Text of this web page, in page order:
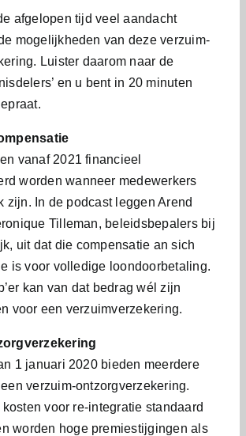
afgelopen tijd veel aandacht
mogelijkheden van deze verzuim-
Luister daarom naar de
en u bent in 20 minuten
vanaf 2021 financieel
worden wanneer medewerkers
zijn. In de podcast leggen Arend
Tilleman, beleidsbepalers bij
uit dat die compensatie an sich
is voor volledige loondoorbetaling.
kan van dat bedrag wél zijn
voor een verzuimverzekering.
1 januari 2020 bieden meerdere
verzuim-ontzorgverzekering.
voor re-integratie standaard
worden hoge premiestijgingen als